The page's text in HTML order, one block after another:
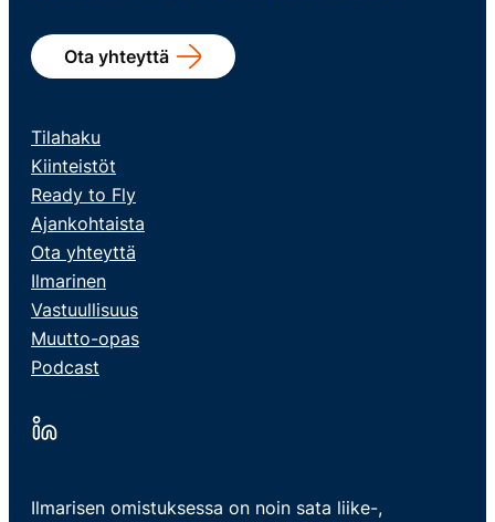
Ota yhteyttä
Tilahaku
Kiinteistöt
Ready to Fly
Ajankohtaista
Ota yhteyttä
Ilmarinen
Vastuullisuus
Muutto-opas
Podcast
Ilmarisen omistuksessa on noin sata liike-,